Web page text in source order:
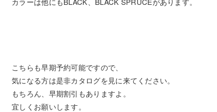
こちらも早期予約可能ですので、
気になる方は是非カタログを見に来てください。
もちろん、早期割引もありますよ。
宜しくお願いします。